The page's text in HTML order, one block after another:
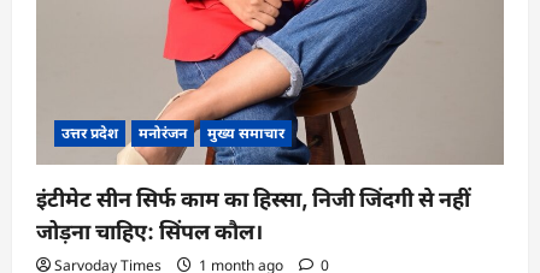
उत्तर प्रदेश मनोरंजन मुख्य समाचार
इंटीमेट सीन सिर्फ काम का हिस्सा, निजी जिंदगी से नहीं
जोड़ना चाहिए: सिंपल कौल।
Sarvoday Times 1 month ago 0